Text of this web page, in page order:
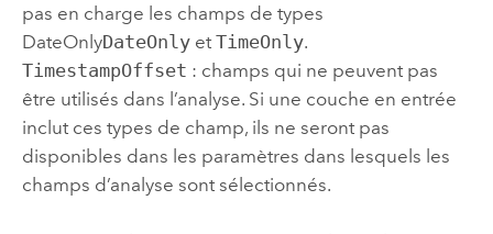
pas en charge les champs de types
DateOnlyDateOnlyet TimeOnly.
TimestampOffset : champs qui ne peuvent pas
être utilisés dans l’analyse. Si une couche en entrée
inclut ces types de champ, ils ne seront pas
disponibles dans les paramètres dans lesquels les
champs d’analyse sont sélectionnés.